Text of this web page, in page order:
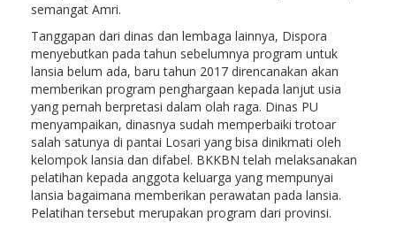
semangat Amri.
Tanggapan dari dinas dan lembaga lainnya, Dispora
menyebutkan pada tahun sebelumnya program untuk
lansia belum ada, baru tahun 2017 direncanakan akan
memberikan program penghargaan kepada lanjut usia
yang pernah berpretasi dalam olah raga. Dinas PU
menyampaikan, dinasnya sudah memperbaiki trotoar
salah satunya di pantai Losari yang bisa dinikmati oleh
kelompok lansia dan difabel. BKKBN telah melaksanakan
pelatihan kepada anggota keluarga yang mempunyai
lansia bagaimana memberikan perawatan pada lansia.
Pelatihan tersebut merupakan program dari provinsi.